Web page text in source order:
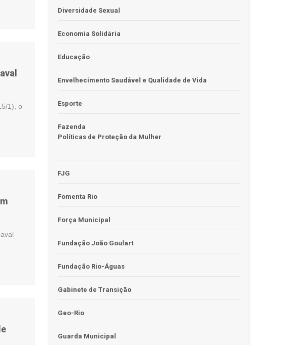
1), o
Diversidade Sexual
Economia Solidária
Educação
Envelhecimento Saudável e Qualidade de Vida
Esporte
Fazenda
Políticas de Proteção da Mulher
FJG
Fomenta Rio
Força Municipal
Fundação João Goulart
Fundação Rio-Águas
Gabinete de Transição
Geo-Rio
Guarda Municipal